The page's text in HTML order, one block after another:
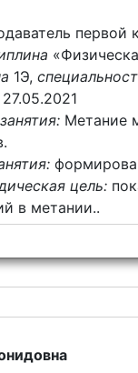
первой
1Э,
27.05.2021
Метание
цель:
в метании..